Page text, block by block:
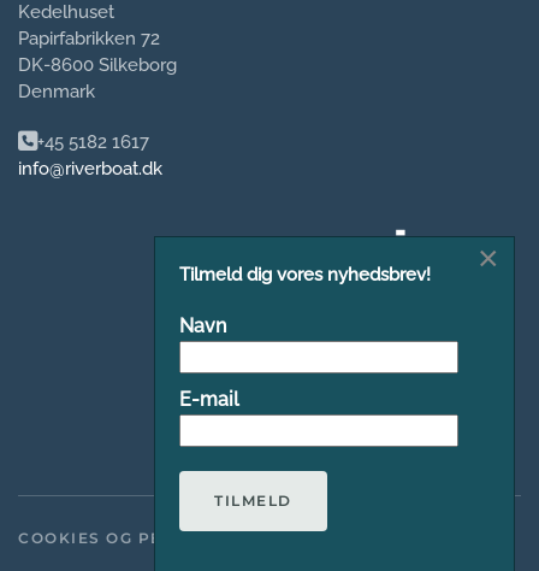
Kedelhuset
Papirfabrikken 72
DK-8600 Silkeborg
Denmark
+45 5182 1617
info@riverboat.dk
COOKIES OG PERSONDATAPOLITIK
×
Tilmeld dig vores nyhedsbrev!
Navn
E-mail
TILMELD